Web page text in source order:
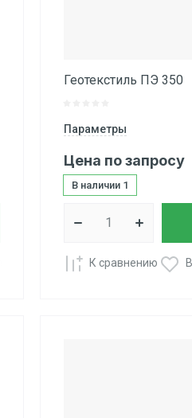
Геотекстиль ПЭ 350
Параметры
В наличии 1
Цена по запросу
К сравнению